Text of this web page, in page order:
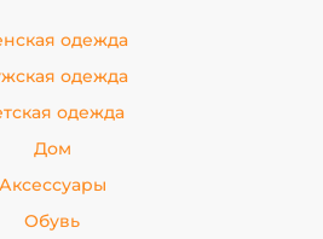
одежда
одежда
одежда
Дом
Аксессуары
Обувь